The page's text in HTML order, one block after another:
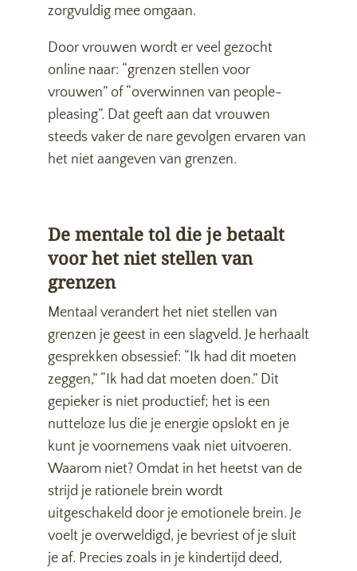
zorgvuldig mee omgaan.
Door vrouwen wordt er veel gezocht
online naar: “grenzen stellen voor
vrouwen” of “overwinnen van people-
pleasing”. Dat geeft aan dat vrouwen
steeds vaker de nare gevolgen ervaren van
het niet aangeven van grenzen.
De mentale tol die je betaalt
voor het niet stellen van
grenzen
Mentaal verandert het niet stellen van
grenzen je geest in een slagveld. Je herhaalt
gesprekken obsessief: “Ik had dit moeten
zeggen,” “Ik had dat moeten doen.” Dit
gepieker is niet productief; het is een
nutteloze lus die je energie opslokt en je
kunt je voornemens vaak niet uitvoeren.
Waarom niet? Omdat in het heetst van de
strijd je rationele brein wordt
uitgeschakeld door je emotionele brein. Je
voelt je overweldigd, je bevriest of je sluit
je af. Precies zoals in je kindertijd deed,